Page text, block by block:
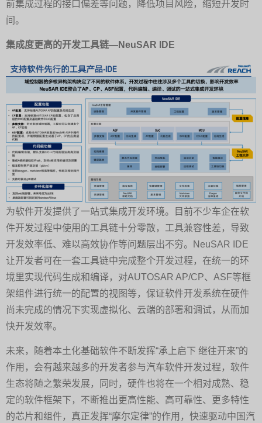
前集成过程的接口偏差等问题，降低项目风险，缩短开发时
间。
集成度更高的开发工具链—NeuSAR IDE
为软件开发提供了一站式集成开发环境。目前不少车企在软
件开发过程中使用的工具链十分零散，工具兼容性差，导致
开发效率低、难以高效协作等问题层出不穷。NeuSAR IDE
让开发者可在一套工具链中完成整个开发过程，在统一的环
境里实现代码生成和编译，对AUTOSAR AP/CP、ASF等框
架组件进行统一的配置的视图等，保证软件开发系统在硬件
尚未完成的情况下实现虚拟化、云端的部署和调试，从而加
快开发效率。
未来，随着本土化基础软件不断发挥“承上启下 继往开来”的
作用，会有越来越多的开发者参与汽车软件开发过程，软件
生态将随之繁荣发展，同时，硬件也将在一个相对成熟、稳
定的软件框架下，不断推出更高性能、高可靠性、更多特性
的芯片和组件，真正发挥“摩尔定律”的作用，快速驱动中国汽